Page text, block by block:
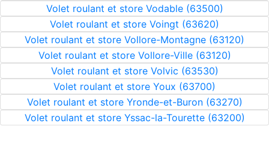
Volet roulant et store Vodable (63500)
Volet roulant et store Voingt (63620)
Volet roulant et store Vollore-Montagne (63120)
Volet roulant et store Vollore-Ville (63120)
Volet roulant et store Volvic (63530)
Volet roulant et store Youx (63700)
Volet roulant et store Yronde-et-Buron (63270)
Volet roulant et store Yssac-la-Tourette (63200)